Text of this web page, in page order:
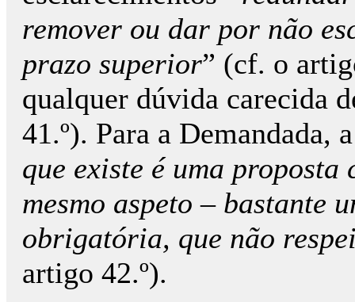
remover ou dar por não
prazo superior” (cf. o
qualquer dúvida carecida
41.º). Para a Demandada,
que existe é uma proposta
mesmo aspeto – bastante
obrigatória, que não
artigo 42.º).